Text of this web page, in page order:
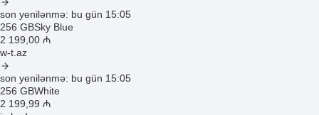
son yenilənmə: bu gün 15:05
256 GBSky Blue
2 199 ,00 ₼
w-t.az
son yenilənmə: bu gün 15:05
256 GBWhite
2 199 ,99 ₼